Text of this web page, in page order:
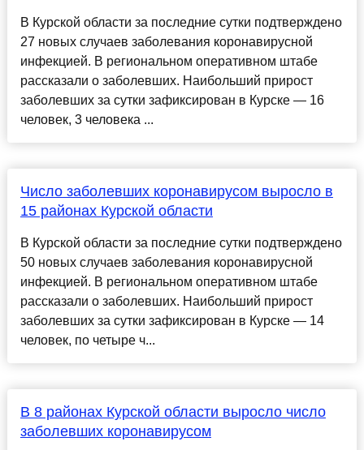
В Курской области за последние сутки подтверждено
27 новых случаев заболевания коронавирусной
инфекцией. В региональном оперативном штабе
рассказали о заболевших. Наибольший прирост
заболевших за сутки зафиксирован в Курске — 16
человек, 3 человека ...
Число заболевших коронавирусом выросло в
15 районах Курской области
В Курской области за последние сутки подтверждено
50 новых случаев заболевания коронавирусной
инфекцией. В региональном оперативном штабе
рассказали о заболевших. Наибольший прирост
заболевших за сутки зафиксирован в Курске — 14
человек, по четыре ч...
В 8 районах Курской области выросло число
заболевших коронавирусом